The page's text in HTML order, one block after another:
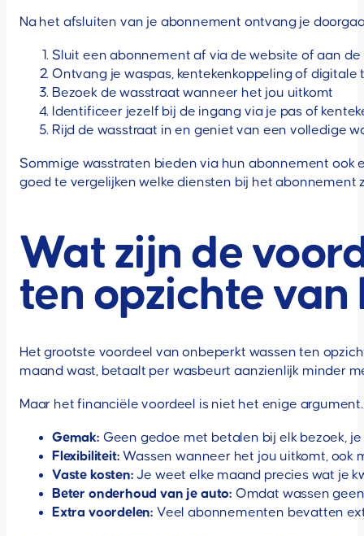
Na het afsluiten van je abonnement ontvang je
Sluit een abonnement af via de website of aan de
Ontvang je waspas, kentekenkoppeling of digitale
Bezoek de wasstraat wanneer het jou uitkomt
Identificeer jezelf bij de ingang via je pas of
Rijd de wasstraat in en geniet van een volledige
Sommige wasstraten bieden via hun abonnement ook
goed te vergelijken welke diensten bij het
Wat zijn de
ten opzichte van
Het grootste voordeel van onbeperkt wassen ten
maand wast, betaalt per wasbeurt aanzienlijk minder
Maar het financiële voordeel is niet het enige
Gemak: Geen gedoe met betalen bij elk bezoek,
Flexibiliteit: Wassen wanneer het jou uitkomt, ook
Vaste kosten: Je weet elke maand precies wat je
Beter onderhoud van je auto: Omdat wassen
Extra voordelen: Veel abonnementen bevatten